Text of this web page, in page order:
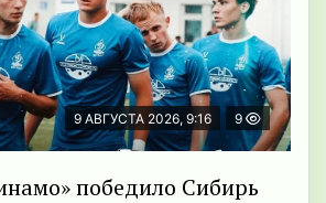
9 АВГУСТА 2026, 9:16 9
победило Сибирь